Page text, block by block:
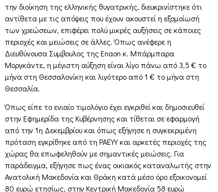
την διοίκηση της ελληνικής θυγατρικής, διευκρινίστηκε ότι
αντίθετα με τις απόψεις που έχουν ακουστεί η εξομοίωσή
των χρεώσεων, επιφέρει πολύ μικρές αυξήσεις σε κάποιες
περιοχές και μειώσεις σε άλλες. Όπως ανέφερε η
Διευθύνουσα Συμβουλος της Enaon κ. Μπάρμπαρα
Μοργκάντε, η μέγιστη αύξηση είναι λίγο πάνω από 3,5 € το
μήνα στη Θεσσαλονίκη και λιγότερο από 1 € το μήνα στη
Θεσσαλία.
Όπως είπε το ενιαίο τιμολόγιο έχει εγκριθεί και δημοσιευθεί
στην Εφημερίδα της Κυβέρνησης και τίθεται σε εφαρμογή
από την 1η Δεκεμβρίου και όπως εξήγησε η συγκεκριμένη
πρόταση εγκρίθηκε από τη ΡΑΕΥΥ και αρκετές περιοχές της
χώρας θα επωφεληθούν με σημαντικές μειώσεις. Για
παράδειγμα, εξήγησε πως ένας οικιακός καταναλωτής στην
Ανατολική Μακεδονία και Θράκη κατά μέσο όρο εξοικονομεί
80 ευρώ ετησίως, στην Κεντρική Μακεδονία 58 ευρώ